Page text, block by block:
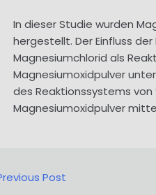
In dieser Studie wurden
hergestellt. Der Einfluss
Magnesiumchlorid als
Magnesiumoxidpulver
des Reaktionssystems
Magnesiumoxidpulver
Post